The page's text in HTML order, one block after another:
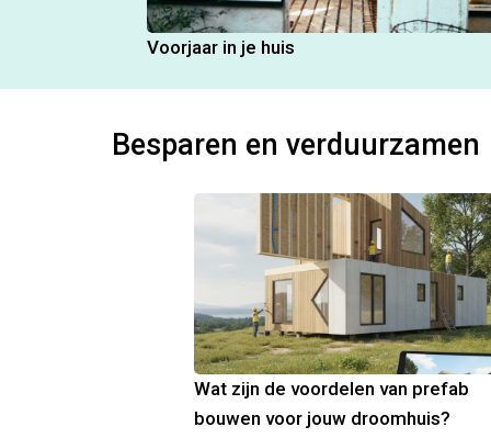
Voorjaar in je huis
Besparen en verduurzamen
Wat zijn de voordelen van prefab
bouwen voor jouw droomhuis?